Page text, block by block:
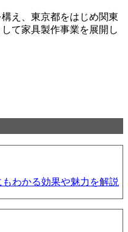
え、東京都をはじめ関東
て家具製作事業を展開し
わかる効果や魅力を解説